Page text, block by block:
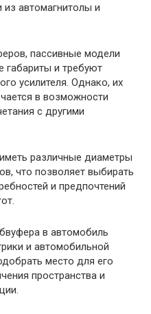
автомагнитолы и
пассивные модели
и требуют
усилителя. Однако, их
в возможности
с другими
различные диаметры
что позволяет выбирать
и предпочтений
в автомобиль
и автомобильной
место для его
пространства и